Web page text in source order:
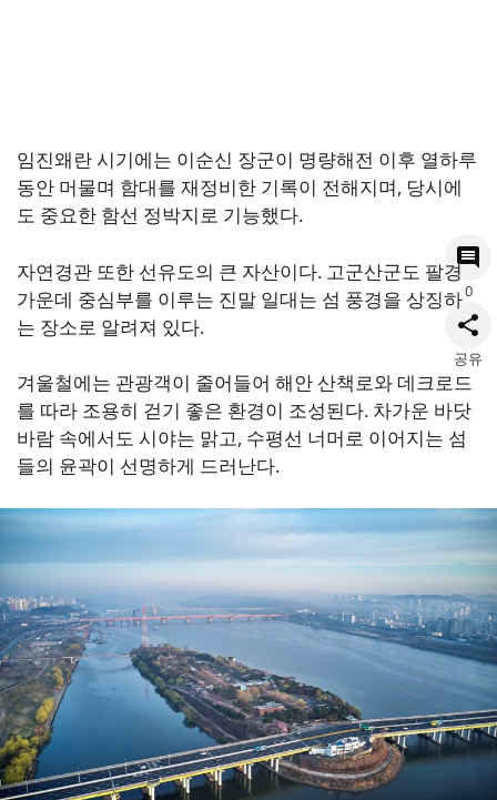
임진왜란 시기에는 이순신 장군이 명량해전 이후 열하루
동안 머물며 함대를 재정비한 기록이 전해지며, 당시에
도 중요한 함선 정박지로 기능했다.
자연경관 또한 선유도의 큰 자산이다. 고군산군도 팔경
가운데 중심부를 이루는 진말 일대는 섬 풍경을 상징하
는 장소로 알려져 있다.
겨울철에는 관광객이 줄어들어 해안 산책로와 데크로드
를 따라 조용히 걷기 좋은 환경이 조성된다. 차가운 바닷
바람 속에서도 시야는 맑고, 수평선 너머로 이어지는 섬
들의 윤곽이 선명하게 드러난다.
0
공유